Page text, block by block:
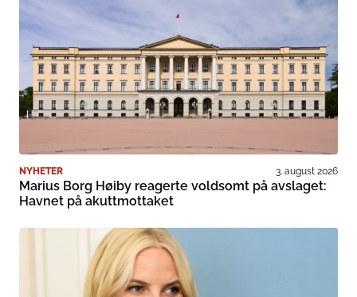
NYHETER 3. august 2026
Marius Borg Høiby reagerte voldsomt på avslaget:
Havnet på akuttmottaket